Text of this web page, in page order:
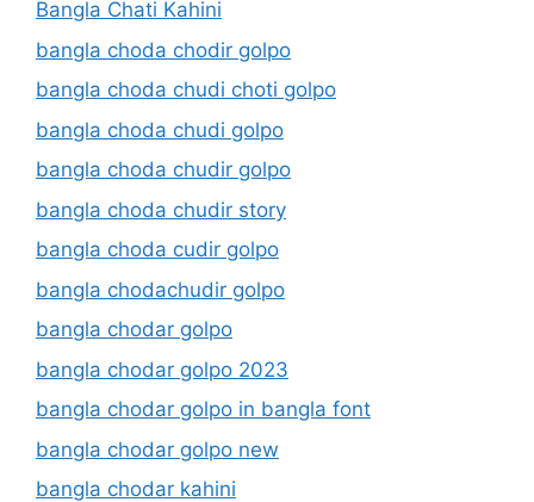
Bangla Chati Kahini
bangla choda chodir golpo
bangla choda chudi choti golpo
bangla choda chudi golpo
bangla choda chudir golpo
bangla choda chudir story
bangla choda cudir golpo
bangla chodachudir golpo
bangla chodar golpo
bangla chodar golpo 2023
bangla chodar golpo in bangla font
bangla chodar golpo new
bangla chodar kahini